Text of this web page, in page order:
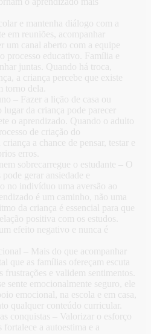
e mantenha diálogo com a
em reuniões, acompanhar
um canal aberto com a equipe
processo educativo. Família e
juntas. Quando há troca,
a criança percebe que existe
torno dela.
– Fazer a lição de casa ou
lugar da criança pode parecer
o aprendizado. Quando o adulto
de criação do
a chance de pensar, testar e
erros.
sobrecarregue o estudante – O
gerar ansiedade e
no indivíduo uma aversão ao
é um caminho, não uma
da criança é essencial para que
positiva com os estudos.
efeito negativo e nunca é
– Mais do que acompanhar
que as famílias ofereçam escuta
frustrações e validem sentimentos.
sente emocionalmente seguro, ele
emocional, na escola e em casa,
qualquer conteúdo curricular.
conquistas – Valorizar o esforço
fortalece a autoestima e a